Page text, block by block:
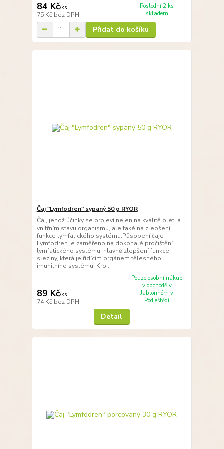
84 Kč/ks
75 Kč bez DPH
Poslední 2 ks
skladem
Přidat do košíku
Čaj "Lymfodren" sypaný 50 g RYOR
Čaj, jehož účinky se projeví nejen na kvalitě pleti a
vnitřním stavu organismu, ale také na zlepšení
funkce lymfatického systému.Působení čaje
Lymfodren je zaměřeno na dokonalé pročištění
lymfatického systému, hlavně zlepšení funkce
sleziny, která je řídícím orgánem tělesného
imunitního systému. Kro...
89 Kč/ks
74 Kč bez DPH
Pouze osobní nákup
v obchodě v
Jablonném v
Podještědí
Detail